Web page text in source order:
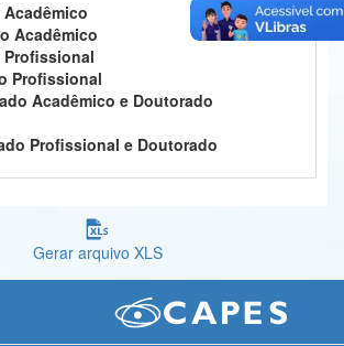
Regional
e dos Direitos Humanos
Acadêmico
Profissional
Profissional
Acadêmico e Doutorado
Profissional e Doutorado
Gerar arquivo XLS